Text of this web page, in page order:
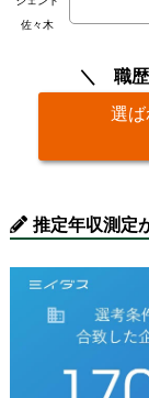
佐々木
職
選ば
推定年収測定